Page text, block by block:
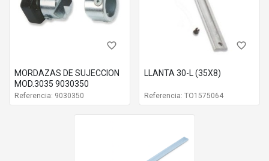
favorite_border
MORDAZAS DE SUJECCION
MOD.3035 9030350
Referencia: 9030350
favorite_border
LLANTA 30-L (35X8)
Referencia: TO1575064